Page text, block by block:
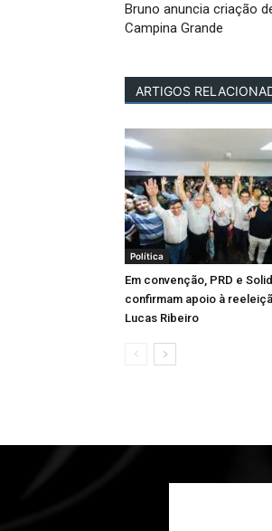
Bruno anuncia criação
Campina Grande
ARTIGOS
Política
Em convenção, PRD e
confirmam apoio à
Lucas Ribeiro